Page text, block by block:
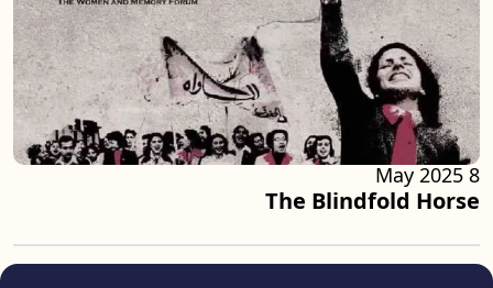
The Blindfold Horse
8 May 2025